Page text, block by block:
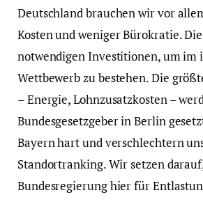
Deutschland brauchen wir vor
Kosten und weniger Bürokratie.
notwendigen Investitionen, um im
Wettbewerb zu bestehen. Die
– Energie, Lohnzusatzkosten –
Bundesgesetzgeber in Berlin
Bayern hart und verschlechtern
Standortranking. Wir setzen
Bundesregierung hier für